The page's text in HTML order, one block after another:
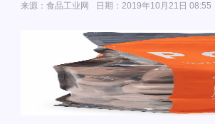
来源：食品工业网 日期：2019年10月21日 08:55